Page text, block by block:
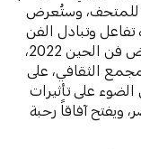
للمتحف، وستُعرض
وتبادل الفن
المعاصر. وينصب الموضوع الرئيسي لمعرض فن الحين 2022،
الثقافي، على
على تأثيرات
ويفتح آفاقاً رحبة